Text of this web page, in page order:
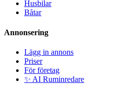
Husbilar
Båtar
Annonsering
Lägg in annons
Priser
För företag
✨ AI Ruminredare